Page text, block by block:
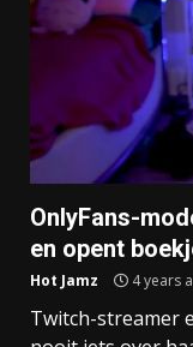
OnlyFans-
en opent
Hot Jamz 4 years
Twitch-streamer